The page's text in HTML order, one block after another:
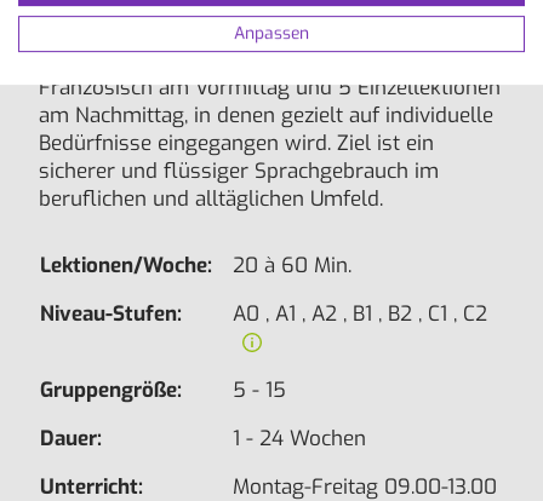
Business-Kombinationskurs mit 15 Lektionen
Gruppenunterricht in Allgemeinsprache
Französisch am Vormittag und 5 Einzellektionen
am Nachmittag, in denen gezielt auf individuelle
Bedürfnisse eingegangen wird. Ziel ist ein
sicherer und flüssiger Sprachgebrauch im
beruflichen und alltäglichen Umfeld.
Lektionen/Woche:
20 à 60 Min.
Niveau-Stufen:
A0 , A1 , A2 , B1 , B2 , C1 , C2
Gruppengröße:
5 - 15
Dauer:
1 - 24 Wochen
Unterricht:
Montag-Freitag 09.00-13.00
Anpassen